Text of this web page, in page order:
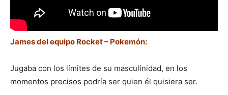
James del equipo Rocket – Pokemón:
Jugaba con los límites de su masculinidad, en los
momentos precisos podría ser quien él quisiera ser.